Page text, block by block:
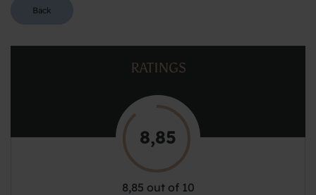
Back
RATINGS
8,85
8,85 out of 10